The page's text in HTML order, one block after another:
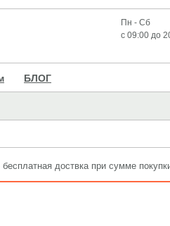
Пн - Сб
с 09:00 до
БЛОГ
доствка при сумме